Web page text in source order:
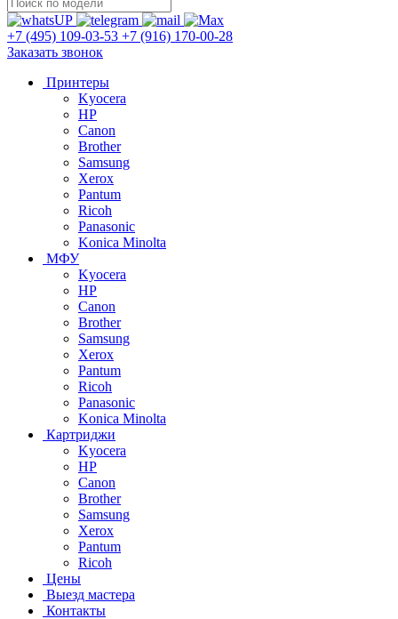
+7 (495) 109-03-53 +7 (916) 170-00-28
Заказать звонок
Принтеры
Kyocera
HP
Canon
Brother
Samsung
Xerox
Pantum
Ricoh
Panasonic
Konica Minolta
МФУ
Kyocera
HP
Canon
Brother
Samsung
Xerox
Pantum
Ricoh
Panasonic
Konica Minolta
Картриджи
Kyocera
HP
Canon
Brother
Samsung
Xerox
Pantum
Ricoh
Цены
Выезд мастера
Контакты